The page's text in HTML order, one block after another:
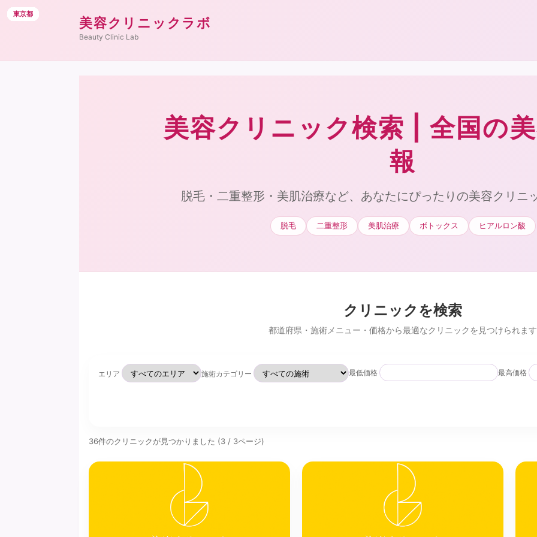
美容クリニックラボ
Beauty Clinic Lab
美容クリニック検索 | 全国の
報
脱毛・二重整形・美肌治療など、あなたにぴったりの美容クリニ
脱毛 二重整形 美肌治療 ボトックス ヒアルロン酸
クリニックを検索
都道府県・施術メニュー・価格から最適なクリニックを見つけられます
エリア 施術カテゴリー 最低価格 最高価格
36件のクリニックが見つかりました (3 / 3ページ)
東京都
東京都
東京都
東京都
東京都
東京都
東京都
東京都
東京都
東京都
東京都
東京都